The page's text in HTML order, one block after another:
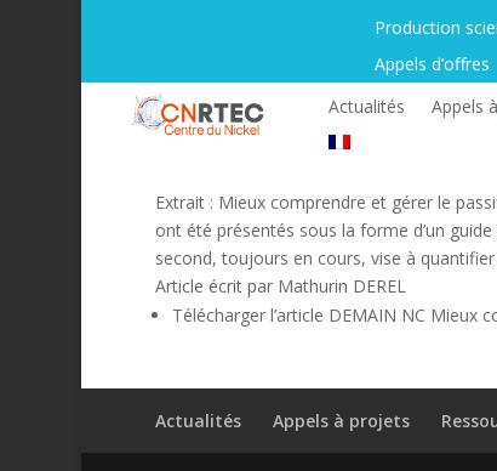
Production
Appels d’offres
Actualités
Appels
Extrait : Mieux comprendre et gérer le
ont été présentés sous la forme d’un
second, toujours en cours, vise à
Article écrit par Mathurin DEREL
Télécharger l’article DEMAIN NC Mieux
Actualités Appels à projets